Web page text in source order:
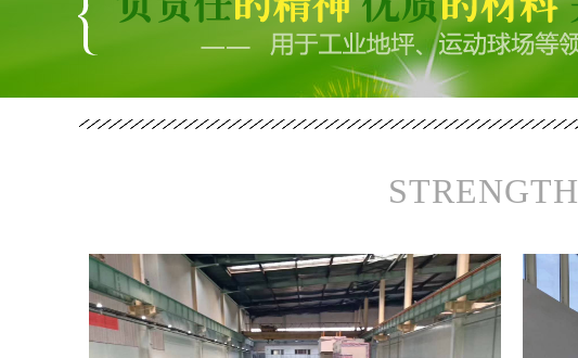
STRENGTH
郑
州
思
念
食
品
环
氧
自
流 平
地